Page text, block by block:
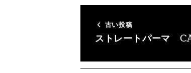
古い投稿
ストレートパーマ